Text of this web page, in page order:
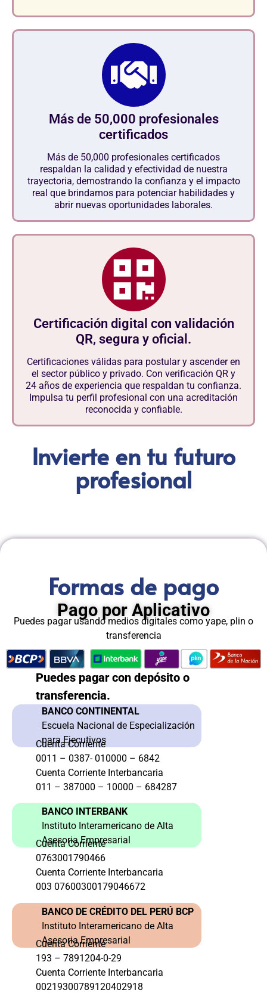
Más de 50,000 profesionales
certificados
Más de 50,000 profesionales certificados
respaldan la calidad y efectividad de nuestra
trayectoria, demostrando la confianza y el impacto
real que brindamos para potenciar habilidades y
abrir nuevas oportunidades laborales.
Certificación digital con validación
QR, segura y oficial.
Certificaciones válidas para postular y ascender en
el sector público y privado. Con verificación QR y
24 años de experiencia que respaldan tu confianza.
Impulsa tu perfil profesional con una acreditación
reconocida y confiable.
Invierte en tu futuro
profesional
Formas de pago
Pago por Aplicativo
Puedes pagar usando medios digitales como yape, plin o
transferencia
Puedes pagar con depósito o
transferencia.
BANCO CONTINENTAL
Escuela Nacional de Especialización
para Ejecutivos
Cuenta Corriente
0011 – 0387- 010000 – 6842
Cuenta Corriente Interbancaria
011 – 387000 – 10000 – 684287
BANCO INTERBANK
Instituto Interamericano de Alta
Asesoria Empresarial
Cuenta Corriente
0763001790466
Cuenta Corriente Interbancaria
003 07600300179046672
BANCO DE CRÉDITO DEL PERÚ BCP
Instituto Interamericano de Alta
Asesoria Empresarial
Cuenta Corriente
193 – 7891204-0-29
Cuenta Corriente Interbancaria
00219300789120402918